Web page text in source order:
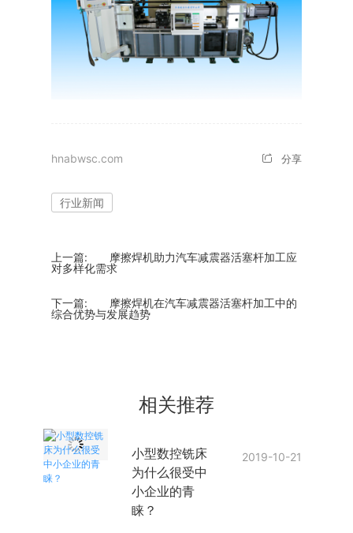
hnabwsc.com 分享
行业新闻
上一篇:
摩擦焊机助力汽车减震器活塞杆加工应
对多样化需求
下一篇:
摩擦焊机在汽车减震器活塞杆加工中的
综合优势与发展趋势
相关推荐
小型数控铣床
为什么很受中
小企业的青
睐？
2019-10-21